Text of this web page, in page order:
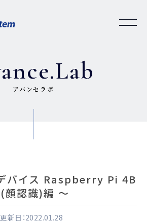
アバンセラボ
バイス Raspberry Pi 4B
顔認識)編 〜
新日：2022.01.28